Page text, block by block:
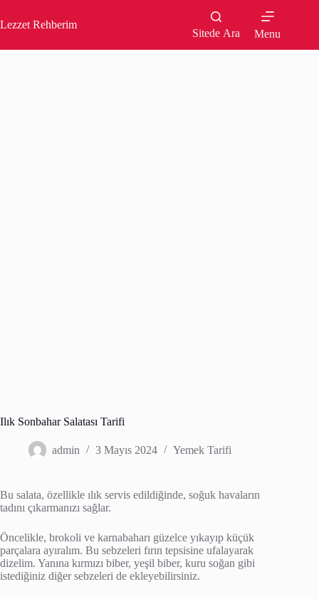
to
content
Lezzet Rehberim
Sitede Ara Menu
Ilık Sonbahar Salatası Tarifi
admin 3 Mayıs 2024 Yemek Tarifi
Bu salata, özellikle ılık servis edildiğinde, soğuk havaların
tadını çıkarmanızı sağlar.
Öncelikle, brokoli ve karnabaharı güzelce yıkayıp küçük
parçalara ayıralım. Bu sebzeleri fırın tepsisine ufalayarak
dizelim. Yanına kırmızı biber, yeşil biber, kuru soğan gibi
istediğiniz diğer sebzeleri de ekleyebilirsiniz.